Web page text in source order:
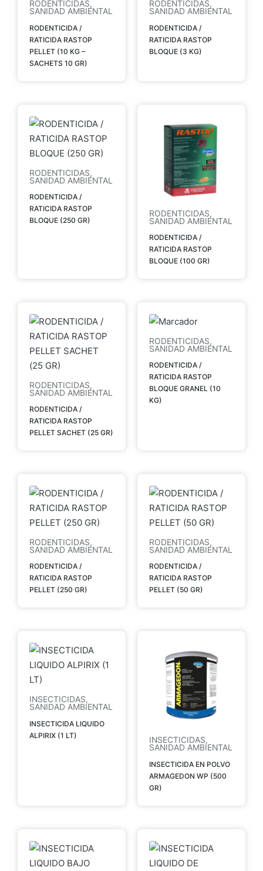
RODENTICIDAS,
SANIDAD AMBIENTAL
RODENTICIDA /
RATICIDA RASTOP
PELLET (10 KG –
SACHETS 10 GR)
RODENTICIDAS,
SANIDAD AMBIENTAL
RODENTICIDA /
RATICIDA RASTOP
BLOQUE (3 KG)
RODENTICIDAS,
SANIDAD AMBIENTAL
RODENTICIDA /
RATICIDA RASTOP
BLOQUE (250 GR)
RODENTICIDAS,
SANIDAD AMBIENTAL
RODENTICIDA /
RATICIDA RASTOP
BLOQUE (100 GR)
RODENTICIDAS,
SANIDAD AMBIENTAL
RODENTICIDA /
RATICIDA RASTOP
PELLET SACHET (25 GR)
RODENTICIDAS,
SANIDAD AMBIENTAL
RODENTICIDA /
RATICIDA RASTOP
BLOQUE GRANEL (10
KG)
RODENTICIDAS,
SANIDAD AMBIENTAL
RODENTICIDA /
RATICIDA RASTOP
PELLET (250 GR)
RODENTICIDAS,
SANIDAD AMBIENTAL
RODENTICIDA /
RATICIDA RASTOP
PELLET (50 GR)
INSECTICIDAS,
SANIDAD AMBIENTAL
INSECTICIDA LIQUIDO
ALPIRIX (1 LT)
INSECTICIDAS,
SANIDAD AMBIENTAL
INSECTICIDA EN POLVO
ARMAGEDON WP (500
GR)